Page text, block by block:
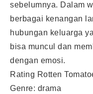
sebelumnya. Dalam
berbagai kenangan
hubungan keluarga
bisa muncul dan
dengan emosi.
Rating Rotten
Genre: drama